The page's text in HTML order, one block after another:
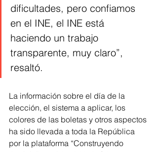
dificultades, pero confiamos
en el INE, el INE está
haciendo un trabajo
transparente, muy claro”,
resaltó.
La información sobre el día de la
elección, el sistema a aplicar, los
colores de las boletas y otros aspectos
ha sido llevada a toda la República
por la plataforma “Construyendo